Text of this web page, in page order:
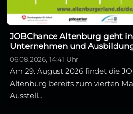
JOBChance Altenburg geht
Unternehmen und
06.08.2026, 14:41 Uhr
Am 29. August 2026 findet die
Altenburg bereits zum vierten
Ausstell...